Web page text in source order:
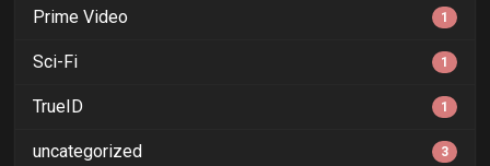
Prime Video 1
Sci-Fi 1
TrueID 1
uncategorized 3